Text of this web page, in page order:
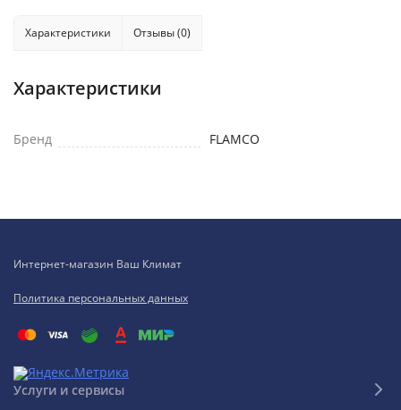
Характеристики Отзывы (0)
Характеристики
Бренд FLAMCO
Интернет-магазин Ваш Климат
Политика персональных данных
Услуги и сервисы